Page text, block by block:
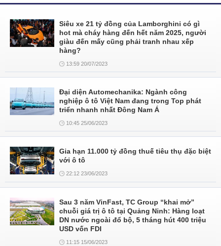
Siêu xe 21 tỷ đồng của Lamborghini có gì
hot mà cháy hàng đến hết năm 2025, người
giàu đến mấy cũng phải tranh nhau xếp
hàng?
13:59 20/07/2023
Đại diện Automechanika: Ngành công
nghiệp ô tô Việt Nam đang trong Top phát
triển nhanh nhất Đông Nam Á
10:45 25/06/2023
Gia hạn 11.000 tỷ đồng thuế tiêu thụ đặc biệt
với ô tô
22:12 23/06/2023
Sau 3 năm VinFast, TC Group “khai mở”
chuỗi giá trị ô tô tại Quảng Ninh: Hàng loạt
DN nước ngoài đổ bộ, 5 tháng hút 400 triệu
USD vốn FDI
11:15 15/06/2023